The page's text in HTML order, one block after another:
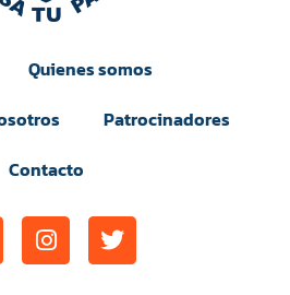
Quienes somos
Patrocinadores
Contacto